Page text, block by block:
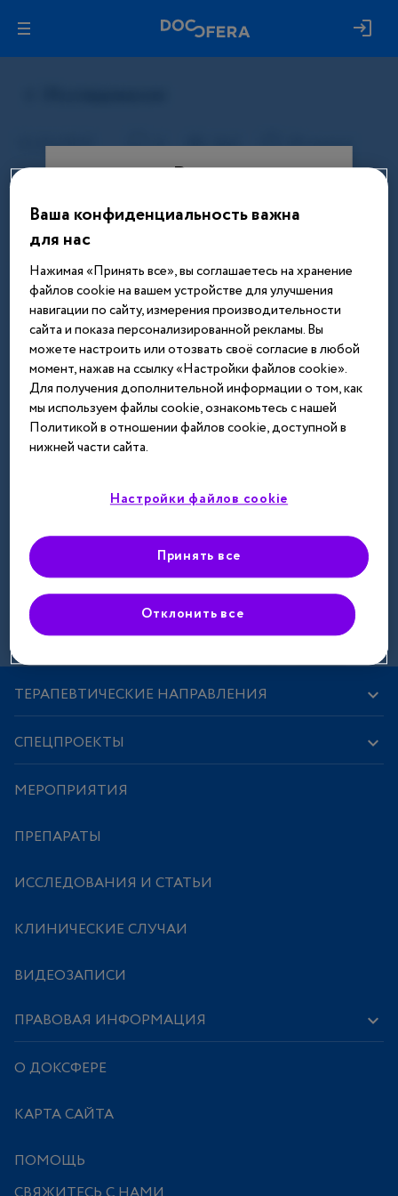
Вход
Этот материал доступен только
после авторизации. Войдите или
зарегистрируйтесь, чтобы получить
доступ ко всем материалам сайта
Введите телефон или email
Далее
Зарегистрироваться
ТЕРАПЕВТИЧЕСКИЕ НАПРАВЛЕНИЯ
СПЕЦПРОЕКТЫ
МЕРОПРИЯТИЯ
ПРЕПАРАТЫ
ИССЛЕДОВАНИЯ И СТАТЬИ
КЛИНИЧЕСКИЕ СЛУЧАИ
ВИДЕОЗАПИСИ
ПРАВОВАЯ ИНФОРМАЦИЯ
О ДОКСФЕРЕ
КАРТА САЙТА
ПОМОЩЬ
Ваша конфиденциальность важна
для нас
Нажимая «Принять все», вы соглашаетесь на хранение
файлов cookie на вашем устройстве для улучшения
навигации по сайту, измерения производительности
сайта и показа персонализированной рекламы. Вы
можете настроить или отозвать своё согласие в любой
момент, нажав на ссылку «Настройки файлов cookie».
Для получения дополнительной информации о том, как
мы используем файлы cookie, ознакомьтесь с нашей
Политикой в отношении файлов cookie, доступной в
нижней части сайта.
Настройки файлов cookie
Отклонить все
Принять все